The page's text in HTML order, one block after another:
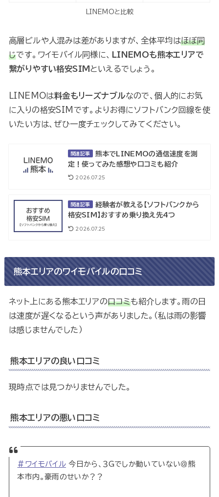
LINEMOと比較
高層ビルや人混みは差がありますが、全体平均はほぼ同
じです。ワイモバイル同様に、
LINEMOも熊本エリアで
繋がりやすい格安SIM といえるでしょう。
LINEMOは料金もリーズナブルなので、個人的にお気
に入りの格安SIMです。よりお得にソフトバンク回線を使
いたい方は、ぜひ一度チェックしてみてください。
関連記事
熊本でLINEMOの通信速度を測
定！使ってみた感想や口コミも紹介
2026.07.25
関連記事
経験者が教える【ソフトバンクから
格安SIM】おすすめ乗り換え先4つ
2026.07.25
熊本エリアのワイモバイルの口コミ
ネット上にある熊本エリアの口コミも紹介します。雨の日
は速度が遅くなるという声がありました。（私は雨の影響
は感じませんでした）
熊本エリアの良い口コミ
現時点では見つかりませんでした。
熊本エリアの悪い口コミ
#ワイモバイル 今日から、３Gでしか動いていない＠熊
本市内。豪雨のせいか？？